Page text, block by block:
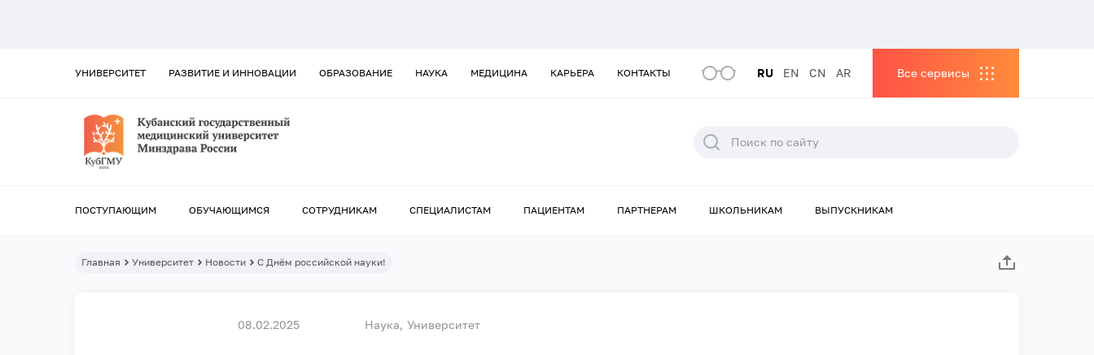
УНИВЕРСИТЕТ РАЗВИТИЕ И ИННОВАЦИИ ОБРАЗОВАНИЕ НАУКА МЕДИЦИНА КАРЬЕРА КОНТАКТЫ RU EN CN AR Все сервисы
ПОСТУПАЮЩИМ ОБУЧАЮЩИМСЯ СОТРУДНИКАМ СПЕЦИАЛИСТАМ ПАЦИЕНТАМ ПАРТНЕРАМ ШКОЛЬНИКАМ ВЫПУСКНИКАМ
Главная Университет Новости C Днём российской науки!
08.02.2025 Наука Университет